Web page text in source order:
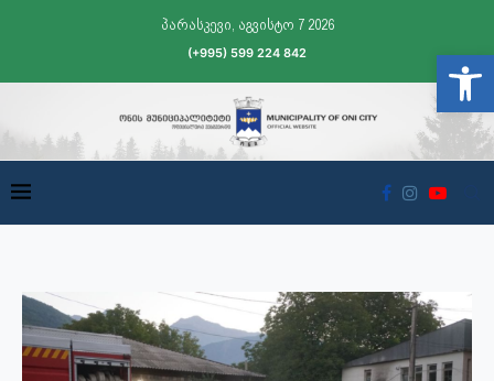
პარასკევი, აგვისტო 7 2026
(+995) 599 224 842